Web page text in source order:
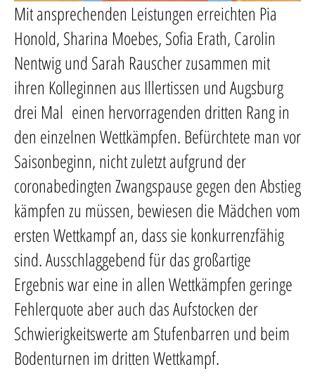
Mit ansprechenden Leistungen erreichten Pia
Honold, Sharina Moebes, Sofia Erath, Carolin
Nentwig und Sarah Rauscher zusammen mit
ihren Kolleginnen aus Illertissen und Augsburg
drei Mal einen hervorragenden dritten Rang in
den einzelnen Wettkämpfen. Befürchtete man vor
Saisonbeginn, nicht zuletzt aufgrund der
coronabedingten Zwangspause gegen den Abstieg
kämpfen zu müssen, bewiesen die Mädchen vom
ersten Wettkampf an, dass sie konkurrenzfähig
sind. Ausschlaggebend für das großartige
Ergebnis war eine in allen Wettkämpfen geringe
Fehlerquote aber auch das Aufstocken der
Schwierigkeitswerte am Stufenbarren und beim
Bodenturnen im dritten Wettkampf.